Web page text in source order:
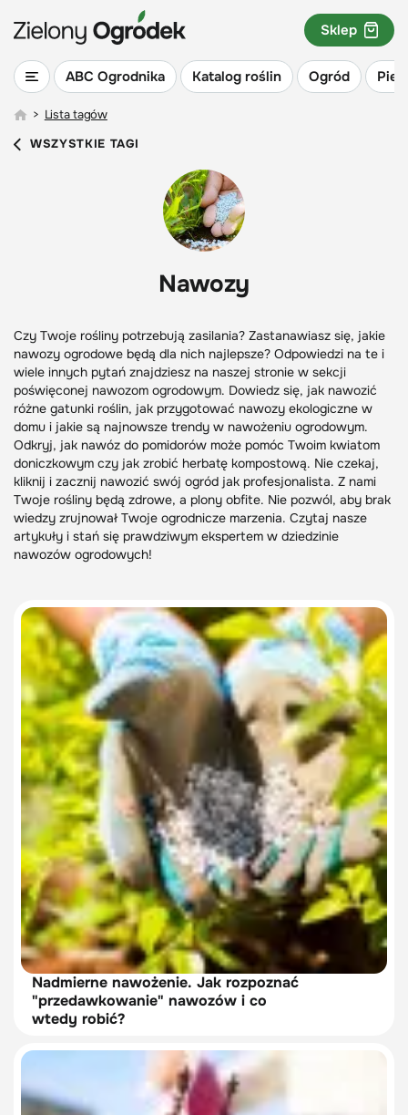
ABC Ogrodnika Katalog roślin Ogród
Sklep
> Lista tagów
WSZYSTKIE TAGI
Nawozy
Czy Twoje rośliny potrzebują zasilania? Zastanawiasz się, jakie
nawozy ogrodowe będą dla nich najlepsze? Odpowiedzi na te i
wiele innych pytań znajdziesz na naszej stronie w sekcji
poświęconej nawozom ogrodowym. Dowiedz się, jak nawozić
różne gatunki roślin, jak przygotować nawozy ekologiczne w
domu i jakie są najnowsze trendy w nawożeniu ogrodowym.
Odkryj, jak nawóz do pomidorów może pomóc Twoim kwiatom
doniczkowym czy jak zrobić herbatę kompostową. Nie czekaj,
kliknij i zacznij nawozić swój ogród jak profesjonalista. Z nami
Twoje rośliny będą zdrowe, a plony obfite. Nie pozwól, aby brak
wiedzy zrujnował Twoje ogrodnicze marzenia. Czytaj nasze
artykuły i stań się prawdziwym ekspertem w dziedzinie
nawozów ogrodowych!
Nadmierne nawożenie. Jak rozpoznać
"przedawkowanie" nawozów i co
wtedy robić?